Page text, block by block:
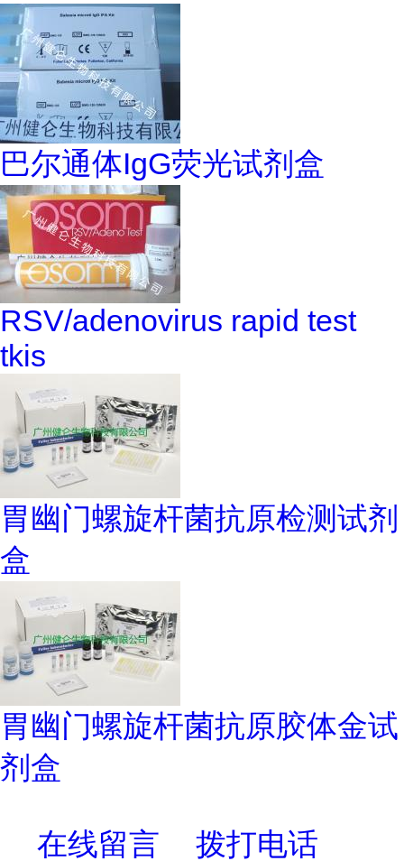
巴尔通体IgG荧光试剂盒
RSV/adenovirus rapid test
tkis
胃幽门螺旋杆菌抗原检测试剂
盒
胃幽门螺旋杆菌抗原胶体金试
剂盒
在线留言 拨打电话